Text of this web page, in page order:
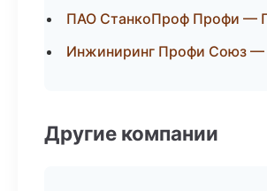
ПАО СтанкоПроф Профи —
Инжиниринг Профи Союз —
Другие компании